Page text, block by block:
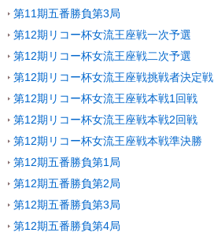
第11期五番勝負第3局
第12期リコー杯女流王座戦一次予選
第12期リコー杯女流王座戦二次予選
第12期リコー杯女流王座戦挑戦者決定戦
第12期リコー杯女流王座戦本戦1回戦
第12期リコー杯女流王座戦本戦2回戦
第12期リコー杯女流王座戦本戦準決勝
第12期五番勝負第1局
第12期五番勝負第2局
第12期五番勝負第3局
第12期五番勝負第4局